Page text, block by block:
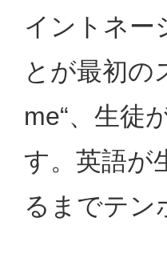
イントネー
とが最初の
me“、生徒
す。英語が
るまでテン